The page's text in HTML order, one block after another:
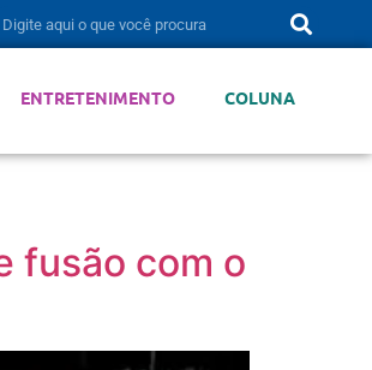
ENTRETENIMENTO COLUNA
fusão com o